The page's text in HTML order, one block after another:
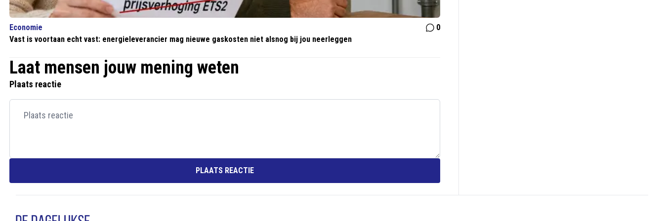
Economie
0
Vast is voortaan echt vast: energieleverancier mag nieuwe gaskosten niet alsnog bij jou neerleggen
Laat mensen jouw mening weten
Plaats reactie
PLAATS REACTIE